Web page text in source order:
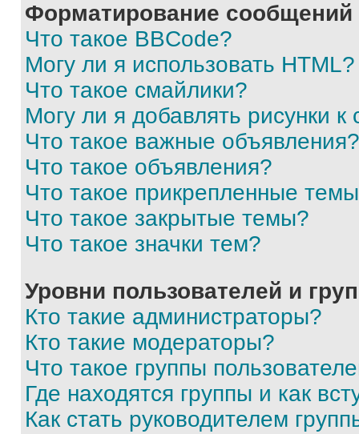
Форматирование
Что такое BBCode?
Могу ли я использовать HTML?
Что такое смайлики?
Могу ли я добавлять рисунки
Что такое важные объявления?
Что такое объявления?
Что такое прикрепленные
Что такое закрытые темы?
Что такое значки тем?
Уровни пользователей и
Кто такие администраторы?
Кто такие модераторы?
Что такое группы
Где находятся группы и как
Как стать руководителем